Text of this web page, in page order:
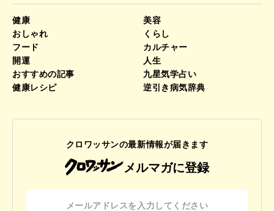
健康
美容
おしゃれ
くらし
フード
カルチャー
開運
人生
おすすめの記事
九星気学占い
健康レシピ
逆引き病気辞典
クロワッサンの最新情報が届きます
メルマガに登録